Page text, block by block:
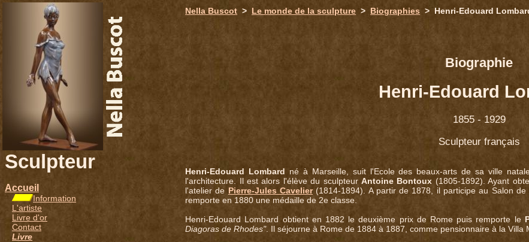
Sculpteur
Accueil
Information
L'artiste
Livre d'or
Contact
Livre
Nella Buscot > Le monde de la sculpture > Biographies > Henri-Edouard
Biographie
Henri-Edouard
1855 - 1929
Sculpteur français
Henri-Edouard Lombard né à Marseille, suit l'Ecole des beaux-arts de sa ville
l'architecture. Il est alors l'élève du sculpteur Antoine Bontoux (1805-1892). Ayant
l'atelier de Pierre-Jules Cavelier(1814-1894). A partir de 1878, il participe au Salon
remporte en 1880 une médaille de 2e classe.
Henri-Edouard Lombard obtient en 1882 le deuxième prix de Rome puis remporte le
Diagoras de Rhodes". Il séjourne à Rome de 1884 à 1887, comme pensionnaire à la Villa